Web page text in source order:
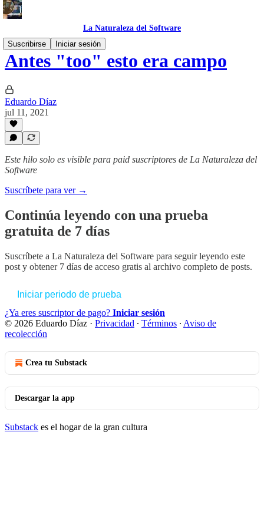
La Naturaleza del Software
Suscribirse
Iniciar sesión
Antes "too" esto era campo
Eduardo Díaz
jul 11, 2021
Este hilo solo es visible para paid suscriptores de La Naturaleza del
Software
Suscríbete para ver →
Continúa leyendo con una prueba
gratuita de 7 días
Suscríbete a La Naturaleza del Software para seguir leyendo este
post y obtener 7 días de acceso gratis al archivo completo de posts.
Iniciar periodo de prueba
¿Ya eres suscriptor de pago? Iniciar sesión
© 2026 Eduardo Díaz · Privacidad ∙ Términos ∙ Aviso de
recolección
Crea tu Substack
Descargar la app
Substack es el hogar de la gran cultura